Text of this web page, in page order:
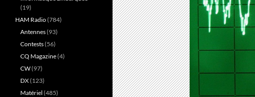
(19)
HAM Radio(784)
Antennes(93)
Contests(56)
CQ Magazine(4)
CW(97)
DX(123)
Matériel (485)